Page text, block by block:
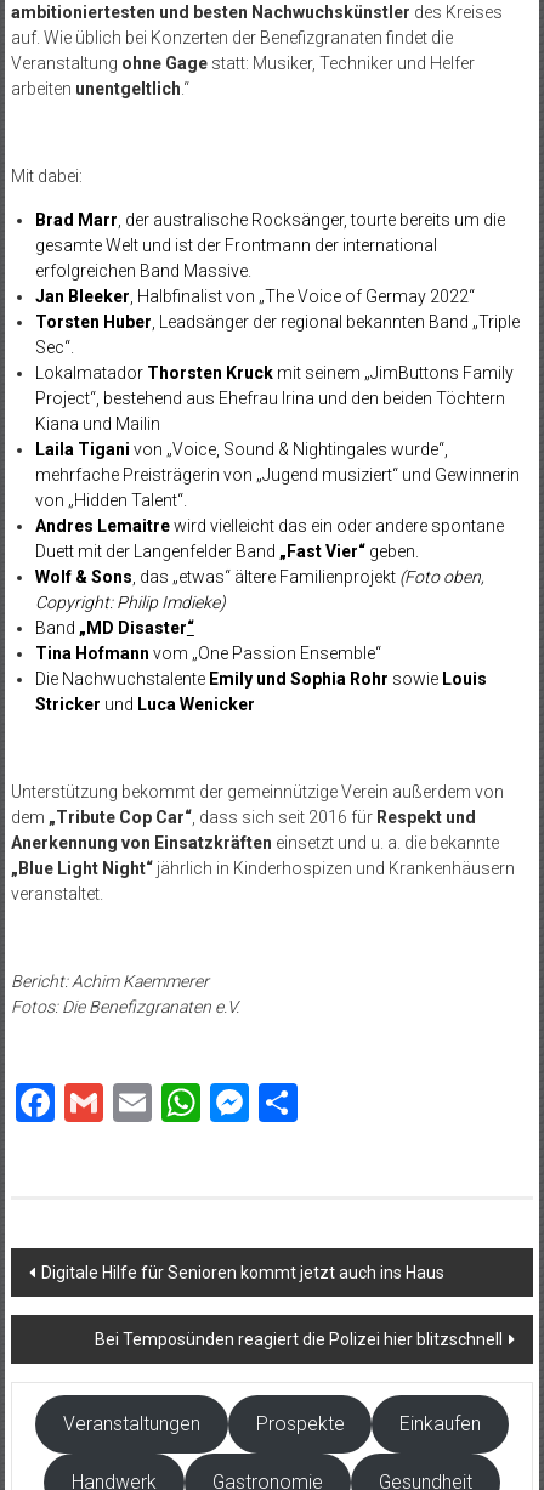
ambitioniertesten und besten Nachwuchskünstler des Kreises
auf. Wie üblich bei Konzerten der Benefizgranaten findet die
Veranstaltung ohne Gagestatt: Musiker, Techniker und Helfer
arbeiten unentgeltlich .“
Mit dabei:
Brad Marr , der australische Rocksänger, tourte bereits um die
gesamte Welt und ist der Frontmann der international
erfolgreichen Band Massive.
Jan Bleeker , Halbfinalist von „The Voice of Germay 2022“
Torsten Huber , Leadsänger der regional bekannten Band „Triple
Sec“.
Lokalmatador Thorsten Kruckmit seinem „JimButtons Family
Project“, bestehend aus Ehefrau Irina und den beiden Töchtern
Kiana und Mailin
Laila Tigani von „Voice, Sound & Nightingales wurde“,
mehrfache Preisträgerin von „Jugend musiziert“ und Gewinnerin
von „Hidden Talent“.
Andres Lemaitrewird vielleicht das ein oder andere spontane
Duett mit der Langenfelder Band „Fast Vier“geben.
Wolf & Sons , das „etwas“ ältere Familienprojekt (Foto oben,
Copyright: Philip Imdieke)
Band „MD Disaster“
Tina Hofmann vom „One Passion Ensemble“
Die Nachwuchstalente Emily und Sophia Rohr sowie Louis
Stricker und Luca Wenicker
Unterstützung bekommt der gemeinnützige Verein außerdem von
dem „Tribute Cop Car“, dass sich seit 2016 für Respekt und
Anerkennung von Einsatzkräften einsetzt und u. a. die bekannte
„Blue Light Night“jährlich in Kinderhospizen und Krankenhäusern
veranstaltet.
Bericht: Achim Kaemmerer
Fotos: Die Benefizgranaten e.V.
Facebook
Gmail
EmailWhatsApp
Messenger
Teilen
Beitragsnavigation
Digitale Hilfe für Senioren kommt jetzt auch ins Haus
Bei Temposünden reagiert die Polizei hier blitzschnell
Veranstaltungen Prospekte Einkaufen
Handwerk Gastronomie Gesundheit